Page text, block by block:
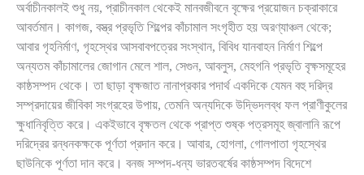
অর্বাচীনকালই শুধু নয়, প্রাচীনকাল থেকেই মানবজীবনে বৃক্ষের প্রয়োজন চক্রাকারে
আবর্তমান। কাগজ, বস্ত্র প্রভৃতি শিল্পের কাঁচামাল সংগৃহীত হয় অরণ্যাঞ্চল থেকে;
আবার গৃহনির্মাণ, গৃহস্থের আসবাবপত্রের সংস্থান, বিবিধ যানবাহন নির্মাণ শিল্পে
অন্যতম কাঁচামালের জোগান মেলে শাল, সেগুন, আবলুস, মেহগনি প্রভৃতি বৃক্ষসমূহের
কাষ্ঠসম্পদ থেকে। তা ছাড়া বৃক্ষজাত নানাপ্রকার পদার্থ একদিকে যেমন বহু দরিদ্র
সম্প্রদায়ের জীবিকা সংগ্রহের উপায়, তেমনি অন্যদিকে উদ্ভিদলব্ধ ফল প্রাণীকুলের
ক্ষুধানিবৃত্তি করে। একইভাবে বৃক্ষতল থেকে প্রাপ্ত শুষ্ক পত্রসমূহ জ্বালানি রূপে
দরিদ্রের রন্ধনকক্ষকে পূর্ণতা প্রদান করে। আবার, হোগলা, গোলপাতা গৃহস্থের
ছাউনিকে পূর্ণতা দান করে। বনজ সম্পদ-ধন্য ভারতবর্ষের কাষ্ঠসম্পদ বিদেশে